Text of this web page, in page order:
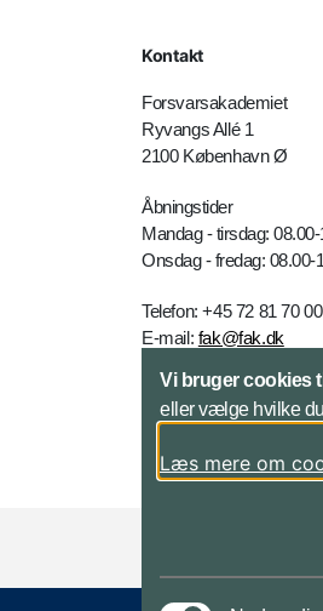
Kontakt
Forsvarsakademiet
Ryvangs Allé 1
2100 København Ø
Åbningstider
Mandag - tirsdag:
Onsdag - fredag: 08.00-
Telefon: +45 72 81 70 00
E-mail: fak@fak.dk
Kontakt
Vi bruger cookies
eller vælge hvilke
Læs mere om